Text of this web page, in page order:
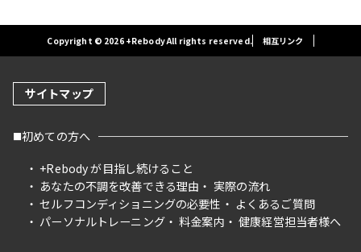
Copyright © 2026 +Rebody All rights reserved. 相互リンク
サイトマップ
初めての方へ
+Rebody が目指し続けること
あなたの不調を改善できる理由
実際の流れ
セルフコンディショニングの必要性
よくあるご質問
パーソナルトレーニング
料金案内 健康経営担当者様へ